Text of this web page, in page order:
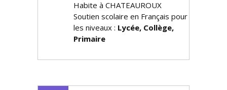
Habite à CHATEAUROUX
Soutien scolaire en Français pour
les niveaux : Lycée, Collège,
Primaire